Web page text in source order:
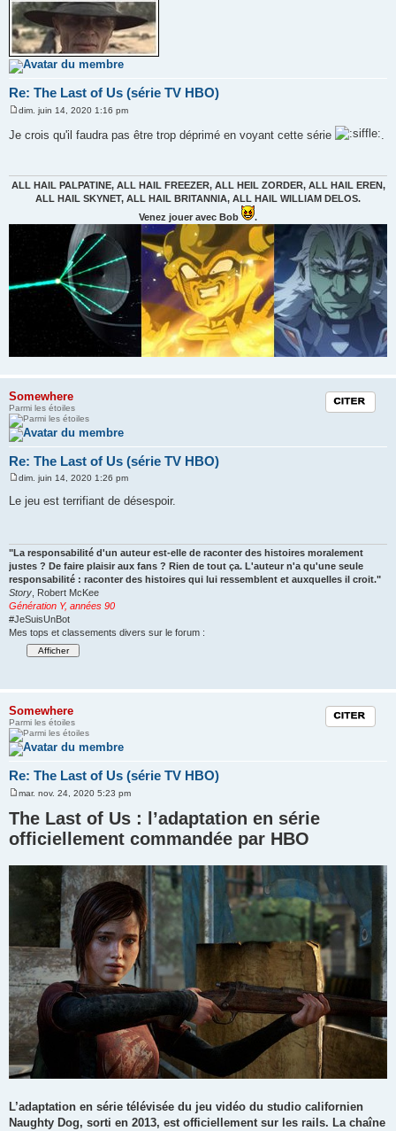
Re: The Last of Us (série TV HBO)
s
e
dim. juin 14, 2020 1:16 pm
Je crois qu'il faudra pas être trop déprimé en voyant cette série
ALL HAIL PALPATINE, ALL HAIL FREEZER, ALL HEIL ZORDER, ALL HAIL EREN,
ALL HAIL SKYNET, ALL HAIL BRITANNIA, ALL HAIL WILLIAM DELOS.
Venez jouer avec Bob
.
Somewhere
Parmi les étoiles
Re: The Last of Us (série TV HBO)
Citation
s
e
dim. juin 14, 2020 1:26 pm
Le jeu est terrifiant de désespoir.
"La responsabilité d'un auteur est-elle de raconter des histoires moralement
justes ? De faire plaisir aux fans ? Rien de tout ça. L'auteur n'a qu'une seule
responsabilité : raconter des histoires qui lui ressemblent et auxquelles il croit."
Story , Robert McKee
Génération Y, années 90
#JeSuisUnBot
Mes tops et classements divers sur le forum :
Somewhere
Parmi les étoiles
Re: The Last of Us (série TV HBO)
Citation
e
s
a
e
mar. nov. 24, 2020 5:23 pm
The Last of Us : l’adaptation en série
officiellement commandée par HBO
L’adaptation en série télévisée du jeu vidéo du studio californien
Naughty Dog, sorti en 2013, est officiellement sur les rails. La chaîne